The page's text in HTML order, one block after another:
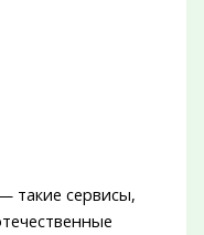
такие сервисы,